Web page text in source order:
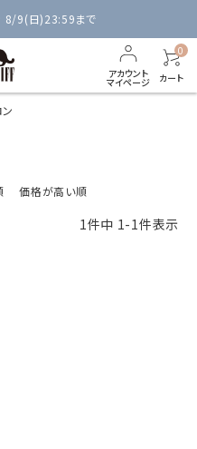
8/9(日)23:59まで
アカウント
マイページ
0
カート
価格が高い順
1件中 1-1件表示